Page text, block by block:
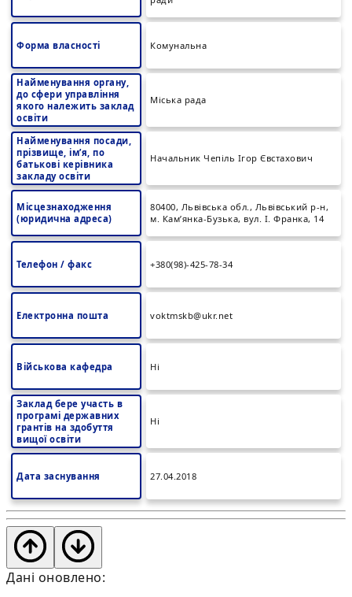
Форма власності Комунальна
Найменування органу,
до сфери управління
якого належить заклад
освіти
Міська рада
Найменування посади,
прізвище, ім’я, по
батькові керівника
закладу освіти
Начальник Чепіль Ігор Євстахович
Місцезнаходження
(юридична адреса)
80400, Львівська обл., Львівський р-н,
м. Кам’янка-Бузька, вул. І. Франка, 14
Телефон / факс +380(98)-425-78-34
Електронна пошта voktmskb@ukr.net
Військова кафедра Ні
Заклад бере участь в
програмі державних
грантів на здобуття
вищої освіти
Ні
Дата заснування 27.04.2018
Дані оновлено: